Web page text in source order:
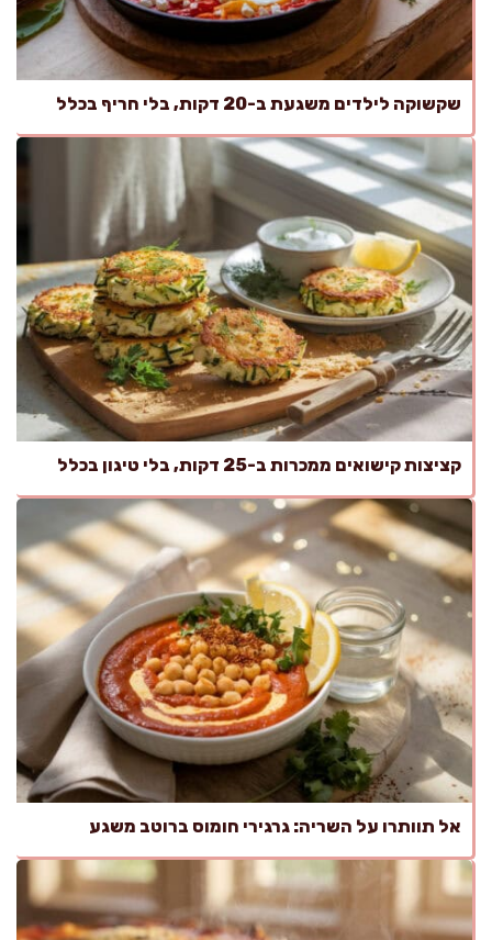
שקשוקה לילדים משגעת ב-20 דקות, בלי חריף בכלל
קציצות קישואים ממכרות ב-25 דקות, בלי טיגון בכלל
אל תוותרו על השריה: גרגירי חומוס ברוטב משגע